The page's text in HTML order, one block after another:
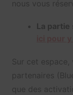
nous vous
La partie
Sur cet
partenaires
que des